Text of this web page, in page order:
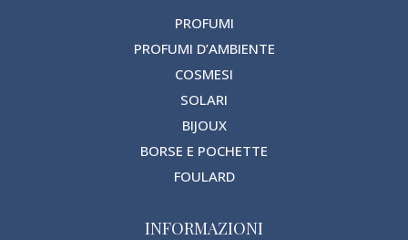
PROFUMI
PROFUMI D’AMBIENTE
COSMESI
SOLARI
BIJOUX
BORSE E POCHETTE
FOULARD
INFORMAZIONI